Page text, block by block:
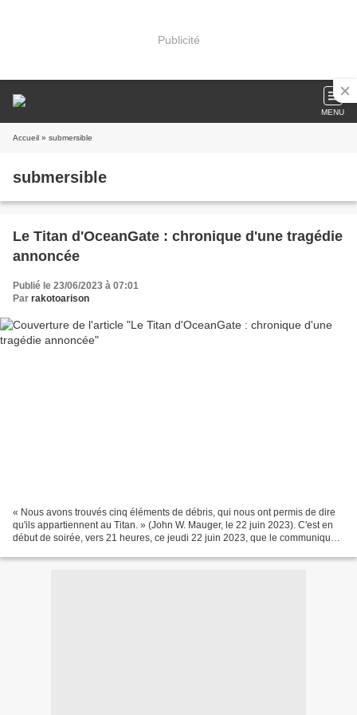
Publicité
MENU
Accueil » submersible
submersible
Le Titan d'OceanGate : chronique d'une tragédie
annoncée
Publié le 23/06/2023 à 07:01
Par rakotoarison
« Nous avons trouvés cinq éléments de débris, qui nous ont permis de dire
qu'ils appartiennent au Titan. » (John W. Mauger, le 22 juin 2023). C'est en
début de soirée, vers 21 heures, ce jeudi 22 juin 2023, que le communiqué